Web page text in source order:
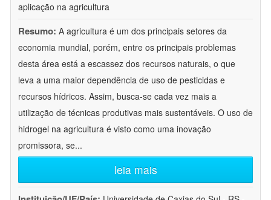
aplicação na agricultura
Resumo: A agricultura é um dos principais setores da
economia mundial, porém, entre os principais problemas
desta área está a escassez dos recursos naturais, o que
leva a uma maior dependência de uso de pesticidas e
recursos hídricos. Assim, busca-se cada vez mais a
utilização de técnicas produtivas mais sustentáveis. O uso de
hidrogel na agricultura é visto como uma inovação
promissora, se...
leia mais